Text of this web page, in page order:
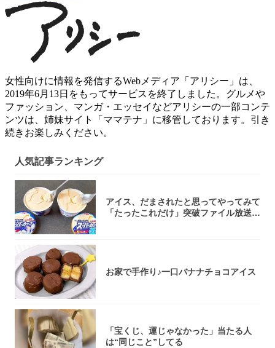
女性向けに情報を発信するWebメディア「アリシー」は、
2019年6月13日をもってサービスを終了しました。グルメや
ファッション、マンガ・エッセイなどアリシーの一部コンテ
ンツは、姉妹サイト「ママテナ」に移管しております。引き
続きお楽しみください。
人気記事ランキング
アイス、だまされたと思ってやってみて
「たったこれだけ」突破ファイル放送で
お家で手作り♪一口バナナチョコアイス
「宝くじ、運じゃなかった」当たる人
は“同じこと”してる